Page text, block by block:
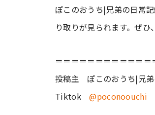
ぽこのおうち|兄弟の日常
り取りが見られます。ぜひ
＝＝＝＝＝＝＝＝＝＝＝＝
投稿主 ぽこのおうち|兄弟
Tiktok@poconoouchi